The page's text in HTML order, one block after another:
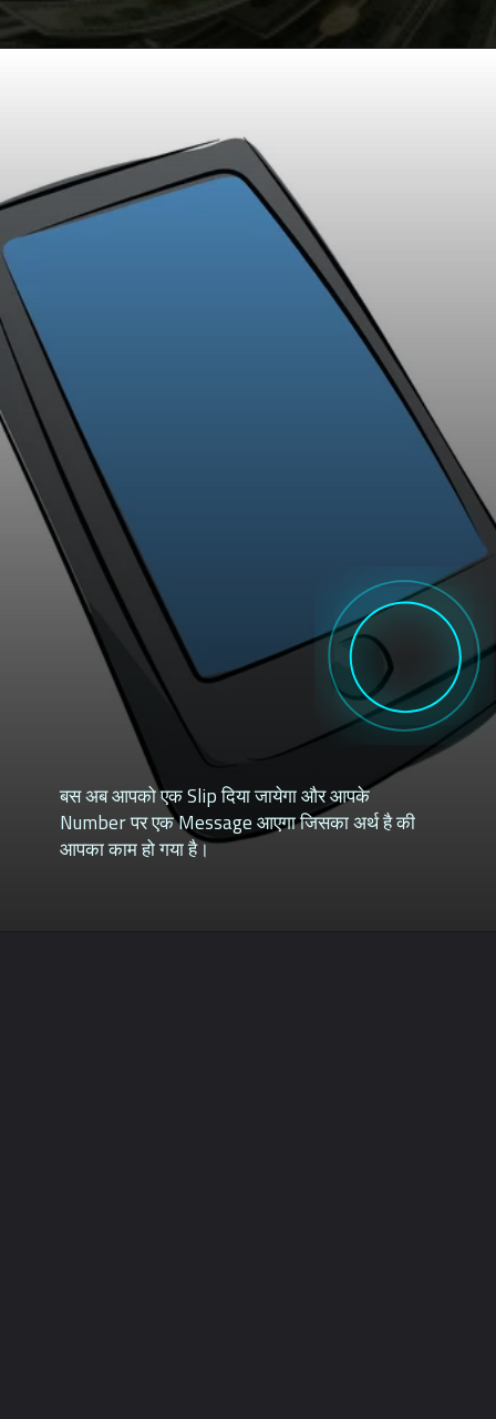
बस अब आपको एक Slip दिया जायेगा और आपके
Number पर एक Message आएगा जिसका अर्थ है की
आपका काम हो गया है।